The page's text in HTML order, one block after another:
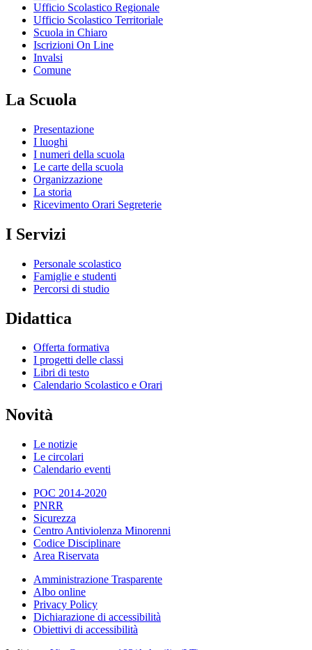
Ufficio Scolastico Regionale
Ufficio Scolastico Territoriale
Scuola in Chiaro
Iscrizioni On Line
Invalsi
Comune
La Scuola
Presentazione
I luoghi
I numeri della scuola
Le carte della scuola
Organizzazione
La storia
Ricevimento Orari Segreterie
I Servizi
Personale scolastico
Famiglie e studenti
Percorsi di studio
Didattica
Offerta formativa
I progetti delle classi
Libri di testo
Calendario Scolastico e Orari
Novità
Le notizie
Le circolari
Calendario eventi
POC 2014-2020
PNRR
Sicurezza
Centro Antiviolenza Minorenni
Codice Disciplinare
Area Riservata
Amministrazione Trasparente
Albo online
Privacy Policy
Dichiarazione di accessibilità
Obiettivi di accessibilità